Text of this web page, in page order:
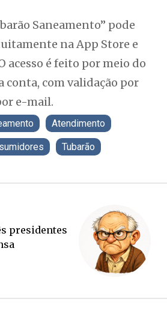
Saneamento” pode
na App Store e
acesso é feito por meio do
conta, com validação por
e-mail.
Atendimento
Tubarão
rápido que a
paga a